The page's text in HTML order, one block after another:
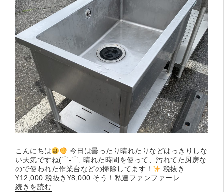
こんにちは
今日は曇ったり晴れたりなどはっきりしな
い天気ですね(⌒-⌒; 晴れた時間を使って、汚れてた厨房な
ので使われた作業台などの掃除してます！
税抜き
¥12,000 税抜き¥8,000 そう！私達ファンファーレ …
“厨
続きを読む